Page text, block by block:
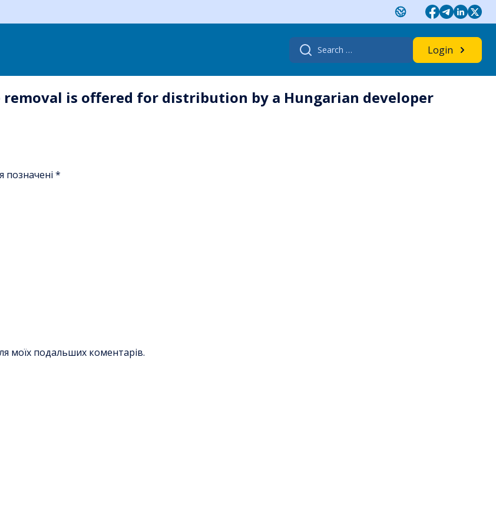
Search
for:
Login
is offered for distribution by a Hungarian developer
позначені *
моїх подальших коментарів.